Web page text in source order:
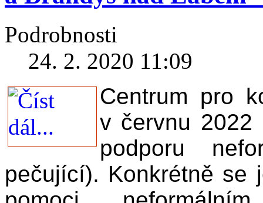
Podrobnosti
24. 2. 2020 11:09
Centrum pro
v červnu 2022
podporu
pečující). Konkrétně se